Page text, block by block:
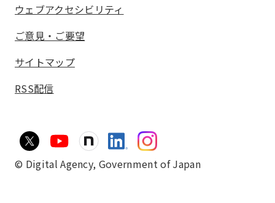
ウェブアクセシビリティ
ご意見・ご要望
サイトマップ
RSS配信
© Digital Agency, Government of Japan